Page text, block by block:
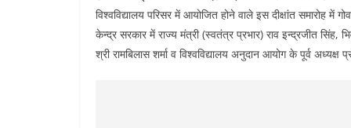
विश्वविद्यालय परिसर में आयोजित होने वाले इस दीक्षांत
केन्द्र सरकार में राज्य मंत्री (स्वतंत्र प्रभार) राव इन्द्रजीत सिंह,
श्री रामबिलास शर्मा व विश्वविद्यालय अनुदान आयोग के पूर्व